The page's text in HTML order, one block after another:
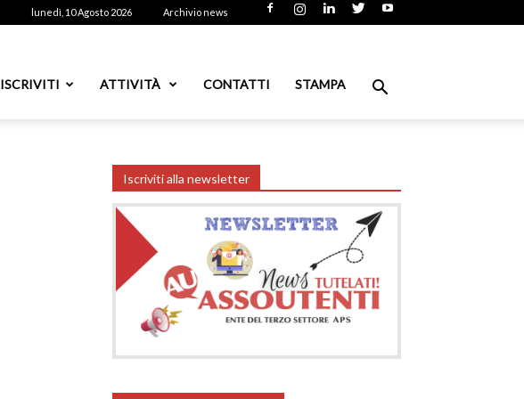
lunedì, 10 Agosto 2026 Archivio news
ISCRIVITI ATTIVITÀ CONTATTI STAMPA
Iscriviti alla newsletter